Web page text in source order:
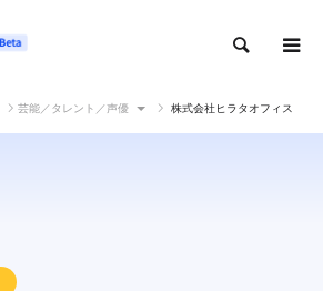
芸能／タレント／声優 株式会社ヒラタオフィス